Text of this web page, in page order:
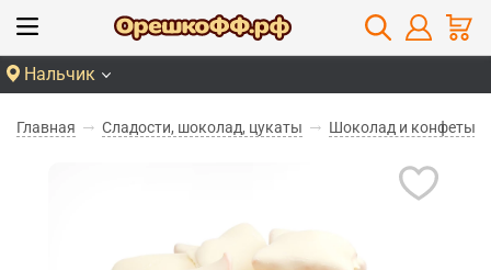
Нальчик
Главная Сладости, шоколад, цукаты Шоколад и конфеты